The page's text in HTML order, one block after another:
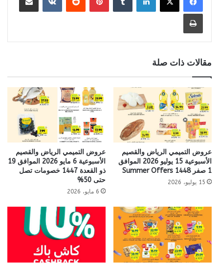
طباعة
مقالات ذات صلة
عروض التميمي الرياض والقصيم
الأسبوعية 15 يوليو 2026 الموافق
1 صفر 1448 Summer Offers
15 يوليو، 2026
عروض التميمي الرياض والقصيم
الأسبوعية 6 مايو 2026 الموافق 19
ذو القعدة 1447 خصومات تصل
حتى 50%
6 مايو، 2026